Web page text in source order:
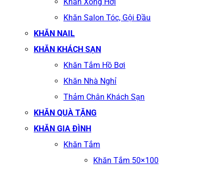
Khăn Salon Tóc, Gội Đầu
KHĂN NAIL
KHĂN KHÁCH SẠN
Khăn Tắm Hồ Bơi
Khăn Nhà Nghỉ
Thảm Chân Khách Sạn
KHĂN QUÀ TẶNG
KHĂN GIA ĐÌNH
Khăn Tắm
Khăn Tắm 50×100